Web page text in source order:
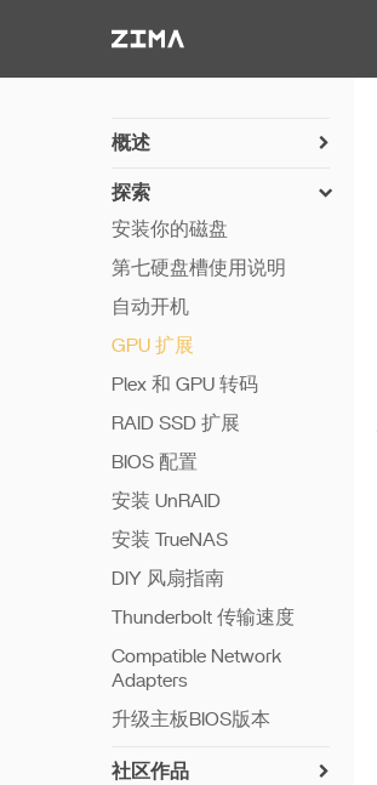
概述
开机指南
PC 直连
硬件简述
硬件详情
探索
安装你的磁盘
第七硬盘槽使用说明
自动开机
GPU 扩展
Plex 和 GPU 转码
RAID SSD 扩展
BIOS 配置
安装 UnRAID
安装 TrueNAS
DIY 风扇指南
Thunderbolt 传输速度
Compatible Network
Adapters
升级主板BIOS版本
社区作品